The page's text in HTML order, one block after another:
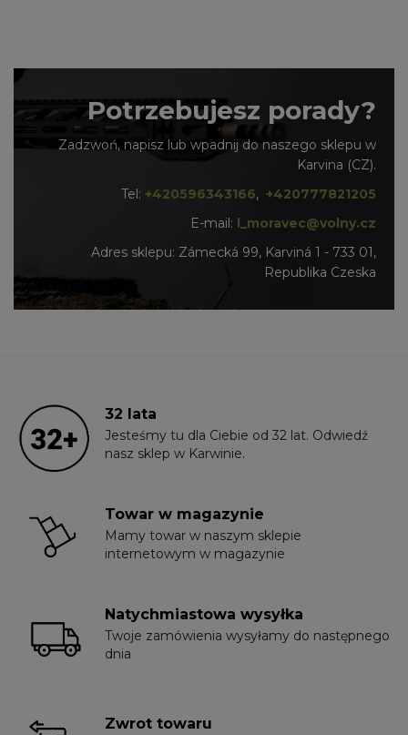
Potrzebujesz porady?
Zadzwoń, napisz lub wpadnij do naszego sklepu w
Karvina (CZ).
Tel: +420596343166, +420777821205
E-mail: l_moravec@volny.cz
Adres sklepu: Zámecká 99, Karviná 1 - 733 01,
Republika Czeska
32 lata
Jesteśmy tu dla Ciebie od 32 lat. Odwiedź
nasz sklep w Karwinie.
Towar w magazynie
Mamy towar w naszym sklepie
internetowym w magazynie
Natychmiastowa wysyłka
Twoje zamówienia wysyłamy do następnego
dnia
Zwrot towaru